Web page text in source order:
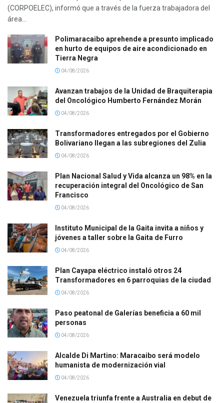
(CORPOELEC), informó que a través de la fuerza trabajadora del
área...
Polimaracaibo aprehende a presunto implicado
en hurto de equipos de aire acondicionado en
Tierra Negra
04/08/2026
Avanzan trabajos de la Unidad de Braquiterapia
del Oncológico Humberto Fernández Morán
04/08/2026
Transformadores entregados por el Gobierno
Bolivariano llegan a las subregiones del Zulia
04/08/2026
Plan Nacional Salud y Vida alcanza un 98% en la
recuperación integral del Oncológico de San
Francisco
04/08/2026
Instituto Municipal de la Gaita invita a niños y
jóvenes a taller sobre la Gaita de Furro
04/08/2026
Plan Cayapa eléctrico instaló otros 24
Transformadores en 6 parroquias de la ciudad
04/08/2026
Paso peatonal de Galerías beneficia a 60 mil
personas
04/08/2026
Alcalde Di Martino: Maracaibo será modelo
humanista de modernización vial
04/08/2026
Venezuela triunfa frente a Australia en debut de